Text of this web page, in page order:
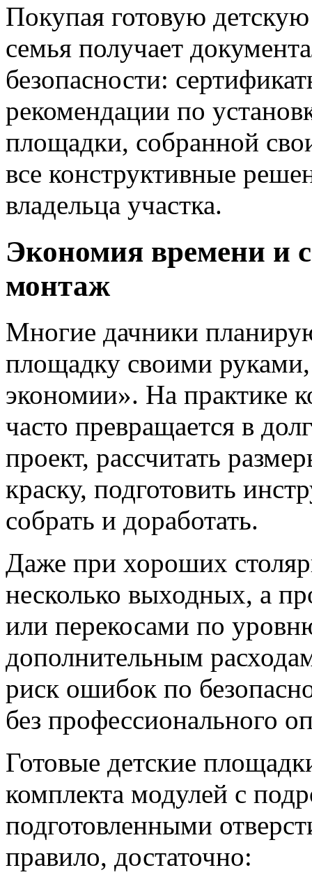
Покупая готовую
семья получает
безопасности:
рекомендации по
площадки, собранной
все конструктивные
владельца участка.
Экономия времени и
монтаж
Многие дачники
площадку своими
экономии». На практике
часто превращается в
проект, рассчитать
краску, подготовить
собрать и доработать.
Даже при хороших
несколько выходных, а
или перекосами по
дополнительным
риск ошибок по
без профессионального
Готовые детские
комплекта модулей с
подготовленными
правило, достаточно: